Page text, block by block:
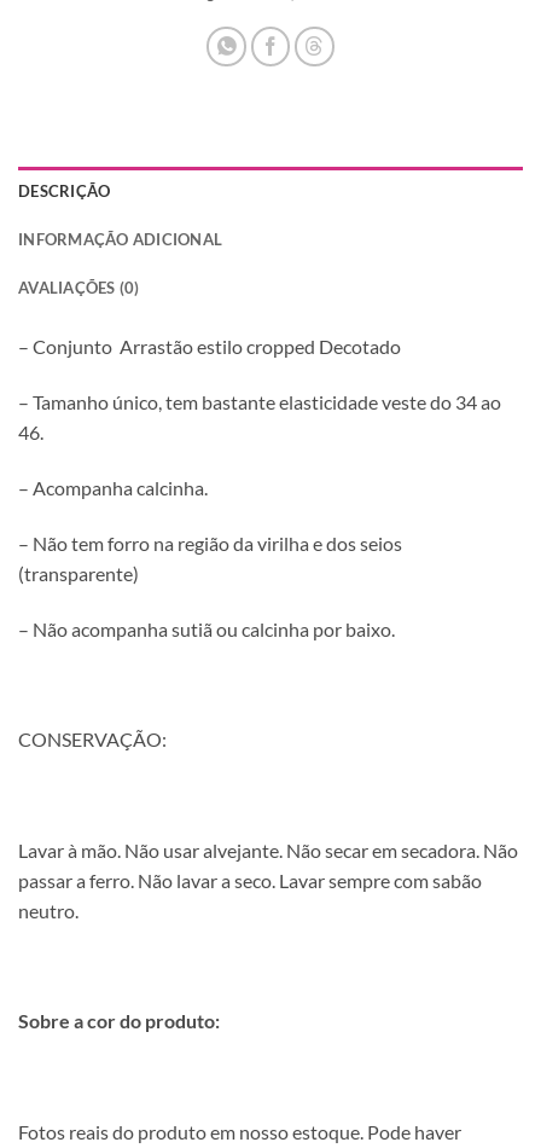
DESCRIÇÃO
INFORMAÇÃO ADICIONAL
AVALIAÇÕES (0)
– Conjunto Arrastão estilo cropped Decotado
– Tamanho único, tem bastante elasticidade veste do 34 ao
46.
– Acompanha calcinha.
– Não tem forro na região da virilha e dos seios
(transparente)
– Não acompanha sutiã ou calcinha por baixo.
CONSERVAÇÃO:
Lavar à mão. Não usar alvejante. Não secar em secadora. Não
passar a ferro. Não lavar a seco. Lavar sempre com sabão
neutro.
Sobre a cor do produto:
Fotos reais do produto em nosso estoque. Pode haver